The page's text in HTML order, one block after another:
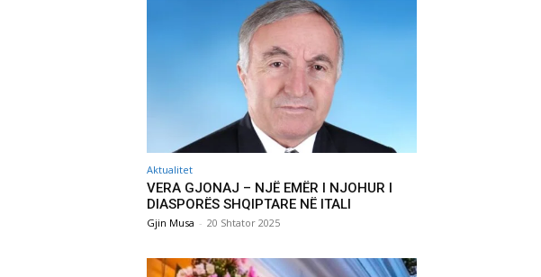
Aktualitet
VERA GJONAJ – NJË EMËR I NJOHUR I
DIASPORËS SHQIPTARE NË ITALI
Gjin Musa - 20 Shtator 2025